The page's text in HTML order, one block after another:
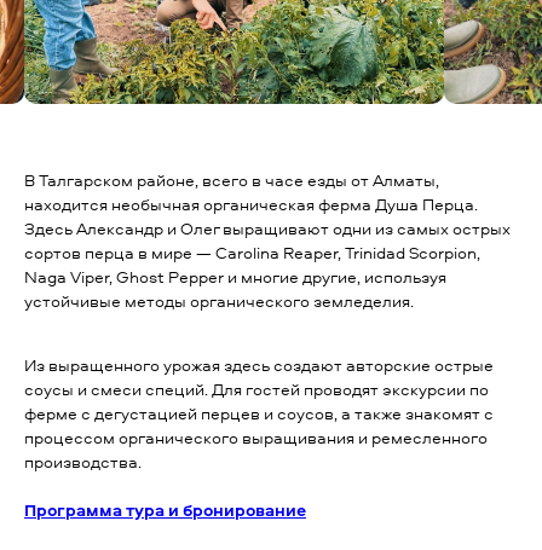
В Талгарском районе, всего в часе езды от Алматы,
находится необычная органическая ферма Душа Перца.
Здесь Александр и Олег выращивают одни из самых острых
сортов перца в мире — Carolina Reaper, Trinidad Scorpion,
Naga Viper, Ghost Pepper и многие другие, используя
устойчивые методы органического земледелия.
Из выращенного урожая здесь создают авторские острые
соусы и смеси специй. Для гостей проводят экскурсии по
ферме с дегустацией перцев и соусов, а также знакомят с
процессом органического выращивания и ремесленного
производства.
Программа тура и бронирование